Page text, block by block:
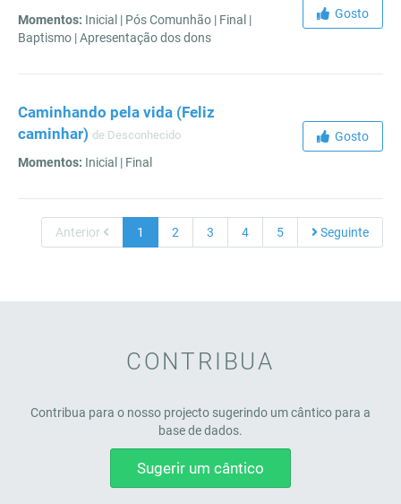
Momentos: Inicial | Pós Comunhão | Final |
Baptismo | Apresentação dos dons
Gosto
Caminhando pela vida (Feliz
caminhar) de Desconhecido
Momentos: Inicial | Final
Gosto
Anterior 1 2 3 4 5 Seguinte
CONTRIBUA
Contribua para o nosso projecto sugerindo um cântico para a
base de dados.
Sugerir um cântico